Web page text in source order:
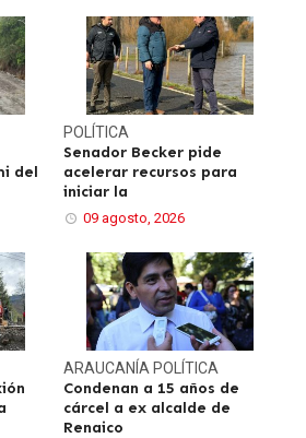
del
POLÍTICA
Senador Becker pide
acelerar recursos para
iniciar la
09 agosto, 2026
ARAUCANÍA POLÍTICA
Condenan a 15 años de
cárcel a ex alcalde de
Renaico